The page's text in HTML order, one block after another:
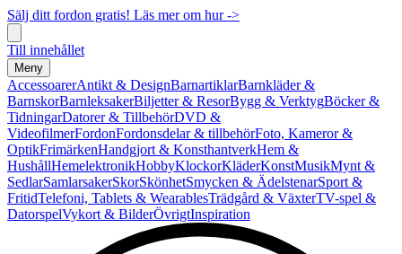
Sälj ditt fordon gratis! Läs mer om hur ->
Till innehållet
Meny
AccessoarerAntikt & DesignBarnartiklarBarnkläder &
BarnskorBarnleksakerBiljetter & ResorBygg & VerktygBöcker &
TidningarDatorer & TillbehörDVD &
VideofilmerFordonFordonsdelar & tillbehörFoto, Kameror &
OptikFrimärkenHandgjort & KonsthantverkHem &
HushållHemelektronikHobbyKlockorKläderKonstMusikMynt &
SedlarSamlarsakerSkorSkönhetSmycken & ÄdelstenarSport &
FritidTelefoni, Tablets & WearablesTrädgård & VäxterTV-spel &
DatorspelVykort & BilderÖvrigtInspiration